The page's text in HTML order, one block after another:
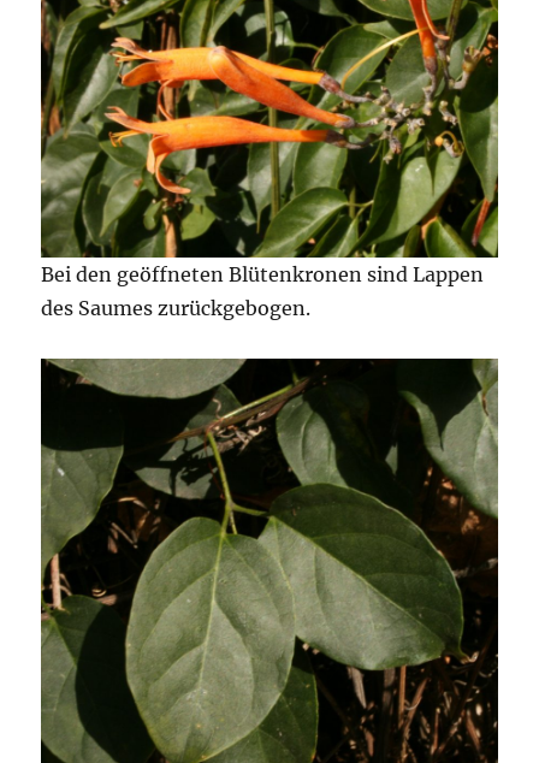
Bei den geöffneten Blütenkronen sind Lappen
des Saumes zurückgebogen.